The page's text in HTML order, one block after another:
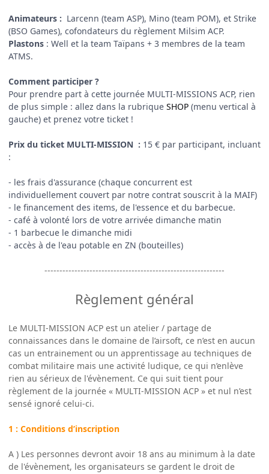
Animateurs : Larcenn (team ASP), Mino (team POM), et Strike
(BSO Games), cofondateurs du règlement Milsim ACP.
Plastons : Well et la team Taïpans + 3 membres de la team
ATMS.
Comment participer ?
Pour prendre part à cette journée MULTI-MISSIONS ACP, rien
de plus simple : allez dans la rubrique SHOP (menu vertical à
gauche) et prenez votre ticket !
Prix du ticket MULTI-MISSION : 15 € par participant, incluant
:
- les frais d'assurance (chaque concurrent est
individuellement couvert par notre contrat souscrit à la MAIF)
- le financement des items, de l'essence et du barbecue.
- café à volonté lors de votre arrivée dimanche matin
- 1 barbecue le dimanche midi
- accès à de l'eau potable en ZN (bouteilles)
------------------------------------------------------------
Règlement général
Le MULTI-MISSION ACP est un atelier / partage de
connaissances dans le domaine de l’airsoft, ce n’est en aucun
cas un entrainement ou un apprentissage au techniques de
combat militaire mais une activité ludique, ce qui n’enlève
rien au sérieux de l'évènement. Ce qui suit tient pour
règlement de la journée « MULTI-MISSION ACP » et nul n’est
sensé ignoré celui-ci.
1 : Conditions d’inscription
A ) Les personnes devront avoir 18 ans au minimum à la date
de l'évènement, les organisateurs se gardent le droit de